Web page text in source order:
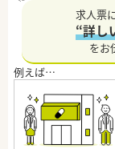
求人票
“詳し
をお